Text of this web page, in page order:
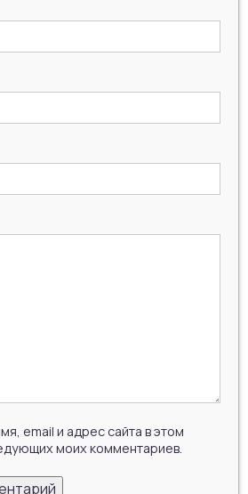
email и адрес сайта в этом
моих комментариев.